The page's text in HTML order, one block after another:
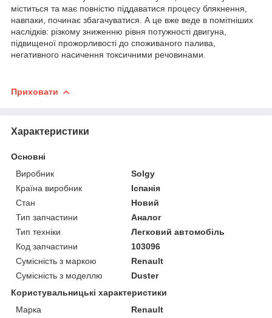
міститься та має повністю піддаватися процесу блякнення,
навпаки, починає збагачуватися. А це вже веде в помітніших
наслідків: різкому зниженню рівня потужності двигуна,
підвищеної прожорливості до споживаного палива,
негативного насичення токсичними речовинами.
Приховати
Характеристики
Основні
Виробник
Solgy
Країна виробник
Іспанія
Стан
Новий
Тип запчастини
Аналог
Тип техніки
Легковий автомобіль
Код запчастини
103096
Сумісність з маркою
Renault
Сумісність з моделлю
Duster
Користувальницькі характеристики
Марка
Renault